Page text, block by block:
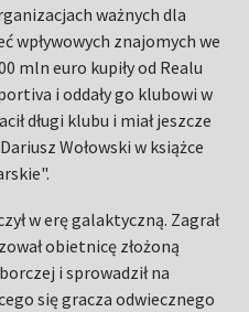
ważnych dla
wpływowych znajomych we
mln euro kupiły od Realu
i oddały go klubowi w
długi klubu i miał jeszcze
Wołowski w książce
w erę galaktyczną. Zagrał
obietnicę złożoną
i sprowadził na
się gracza odwiecznego